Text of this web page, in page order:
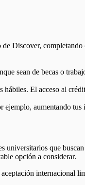
Discover,
sean de becas o
El acceso al
aumentando
universitarios que
opción a considerar.
internacional